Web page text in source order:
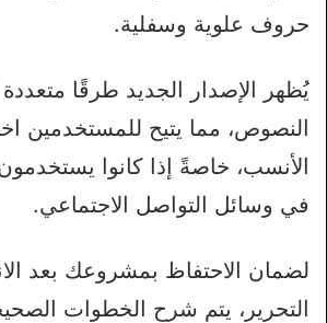
حروف علوية وسفلية.
يُظهر الإصدار الجديد طرقًا
النصوص، مما يتيح للمستخدمين
الأنسب، خاصةً إذا كانوا
في وسائل التواصل الاجتماعي.
لضمان الاحتفاظ بمشروعك بعد
التحرير، يتم شرح الخطوات